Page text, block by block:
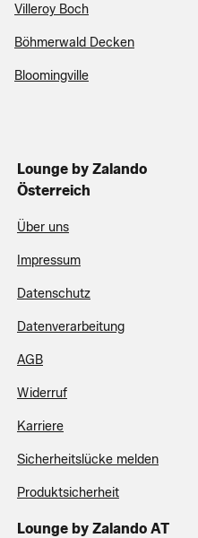
Villeroy Boch
Böhmerwald Decken
Bloomingville
Lounge by Zalando
Österreich
Über uns
Impressum
Datenschutz
Datenverarbeitung
AGB
Widerruf
Karriere
Sicherheitslücke melden
Produktsicherheit
Lounge by Zalando AT